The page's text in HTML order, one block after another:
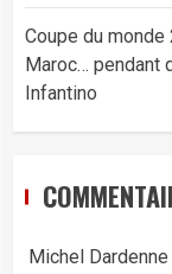
Coupe du monde
Maroc… pendant
Infantino
Michel Dardenne